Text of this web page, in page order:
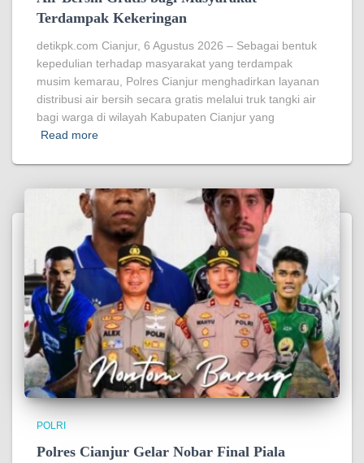
Terdampak Kekeringan
detikpk.com Cianjur, 6 Agustus 2026 – Sebagai bentuk
kepedulian terhadap masyarakat yang terdampak
musim kemarau, Polres Cianjur menghadirkan layanan
distribusi air bersih secara gratis melalui truk tangki air
bagi warga di wilayah Kabupaten Cianjur yang
Read more
POLRI
Polres Cianjur Gelar Nobar Final Piala